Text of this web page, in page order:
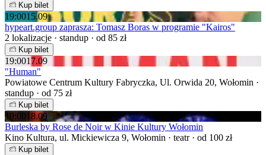
Kup bilet
19:0015.09
hypeart.group zaprasza: Tomasz Boras w programie "Kairos"
2 lokalizacje · standup · od 85 zł
Kup bilet
19:0017.09
"Human"
Powiatowe Centrum Kultury Fabryczka, Ul. Orwida 20, Wołomin ·
standup · od 75 zł
Kup bilet
19:00 18.09
Burleska by Rose de Noir w Kinie Kultury Wołomin
Kino Kultura, ul. Mickiewicza 9, Wołomin · teatr · od 100 zł
Kup bilet